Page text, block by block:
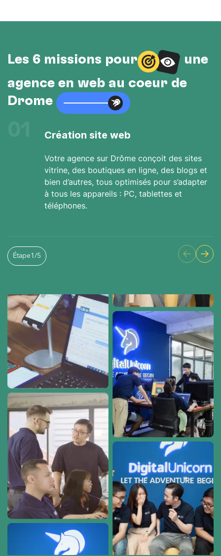
Les 6 missions pour
une
agence en web au cœur de
Drôme
Création site web
Votre agence sur Drôme conçoit des sites
vitrine, des boutiques en ligne, des blogs et
bien d’autres, tous optimisés pour s’adapter
à tous les appareils : PC, tablettes et
téléphones.
Étape1 /5